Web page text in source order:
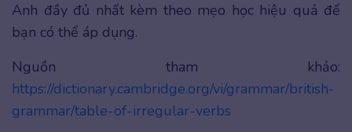
Anh đầy đủ nhất kèm theo mẹo học hiệu quả để
bạn có thể áp dụng.
Nguồn tham khảo:
https://dictionary.cambridge.org/vi/grammar/british-
grammar/table-of-irregular-verbs